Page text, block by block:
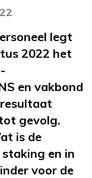
legt
2022 het
en vakbond
gevolg.
is de
en in
voor de